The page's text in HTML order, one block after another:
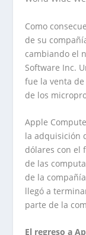
Como
de su
cambiando el
Software Inc.
fue la venta
de los
Apple
la adquisición
dólares con el
de las
de la
llegó a
parte de la
El regreso a